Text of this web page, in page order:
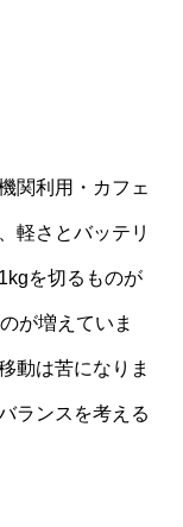
関利用・カフェ
軽さとバッテリ
を切るものが
が増えていま
動は苦になりま
ランスを考える